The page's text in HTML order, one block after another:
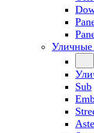
Уличные
Sub